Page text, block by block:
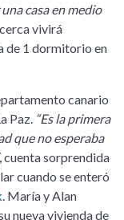
casa en medio
vivirá
de 1 dormitorio en
canario
Paz. “Es la primera
que no esperaba
, cuenta sorprendida
cuando se enteró
. María y Alan
nueva vivienda de